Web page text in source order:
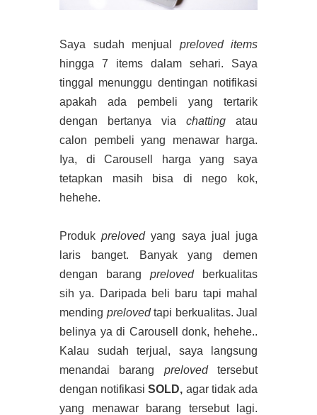
Saya sudah menjual preloved items
hingga 7 items dalam sehari. Saya
tinggal menunggu dentingan notifikasi
apakah ada pembeli yang tertarik
dengan bertanya via chatting atau
calon pembeli yang menawar harga.
Iya, di Carousell harga yang saya
tetapkan masih bisa di nego kok,
hehehe.
Produkprelovedyang saya jual juga
laris banget. Banyak yang demen
dengan barang preloved
berkualitas
sih ya. Daripada beli baru tapi mahal
mending prelovedtapi berkualitas. Jual
belinya ya di Carousell donk, hehehe..
Kalau sudah terjual, saya langsung
menandai barang prelovedtersebut
dengan notifikasi SOLD, agar tidak ada
yang menawar barang tersebut lagi.